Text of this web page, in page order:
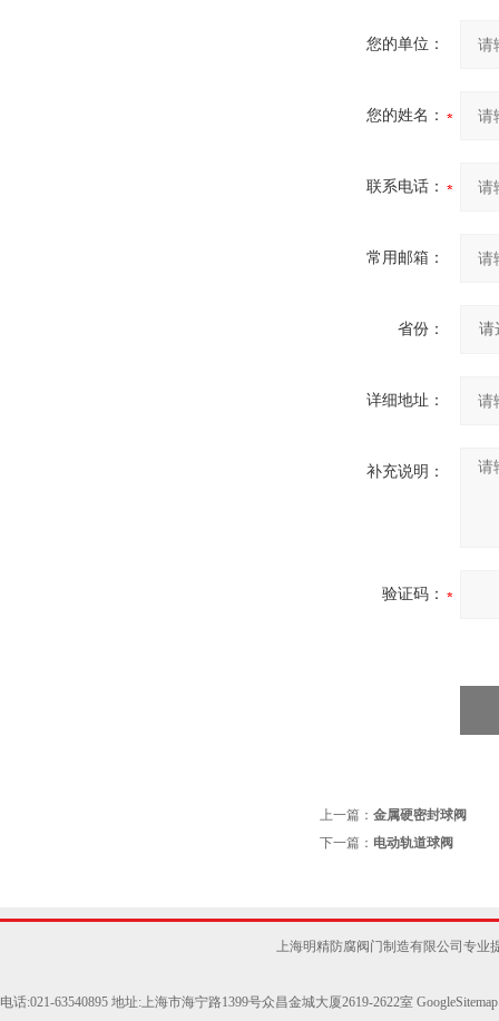
您的单位：
您的姓名：
联系电话：
常用邮箱：
省份：
详细地址：
补充说明：
验证码：
上一篇： 金属硬密封球阀
下一篇： 电动轨道球阀
上海明精防腐阀门制造有限公司专业
电话:021-63540895 地址:上海市海宁路1399号众昌金城大厦2619-2622室 GoogleSitemap